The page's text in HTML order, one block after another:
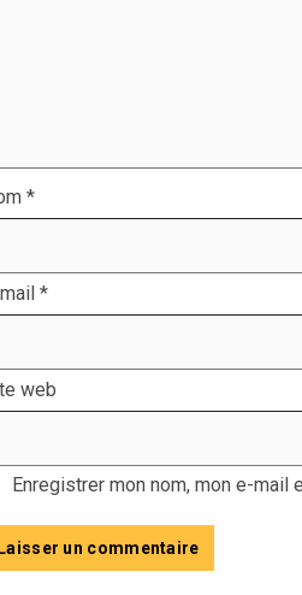
*
*
web
Enregistrer mon nom, mon e-mail